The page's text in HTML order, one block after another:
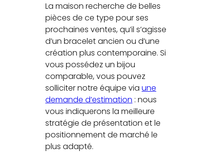
La maison recherche de belles
pièces de ce type pour ses
prochaines ventes, qu’il s’agisse
d’un bracelet ancien ou d’une
création plus contemporaine. Si
vous possédez un bijou
comparable, vous pouvez
solliciter notre équipe viaune
demande d’estimation : nous
vous indiquerons la meilleure
stratégie de présentation et le
positionnement de marché le
plus adapté.